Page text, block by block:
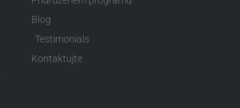
Blog
Testimonials
Kontaktujte